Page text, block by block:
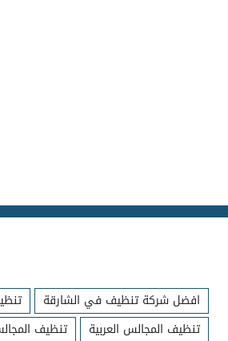
افضل شركة تنظيف في الشارقة
تنظيف المجالس العربية
تنظيف